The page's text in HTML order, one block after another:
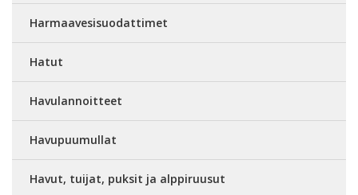
Harmaavesisuodattimet
Hatut
Havulannoitteet
Havupuumullat
Havut, tuijat, puksit ja alppiruusut